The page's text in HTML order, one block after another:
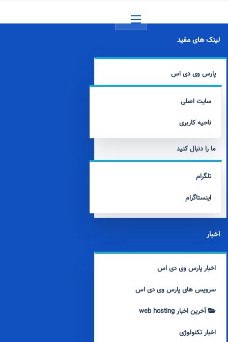
لینک های مفید
پارس وی دی اس
سایت اصلی
ناحیه کاربری
ما را دنبال کنید
تلگرام
اینستاگرام
اخبار
اخبار پارس وی دی اس
سرویس های پارس وی دی اس
آخرین اخبار web hosting
اخبار تکنولوژی